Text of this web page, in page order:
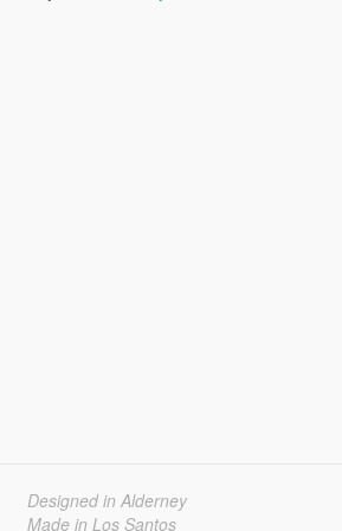
Designed in Alderney
Made in Los Santos